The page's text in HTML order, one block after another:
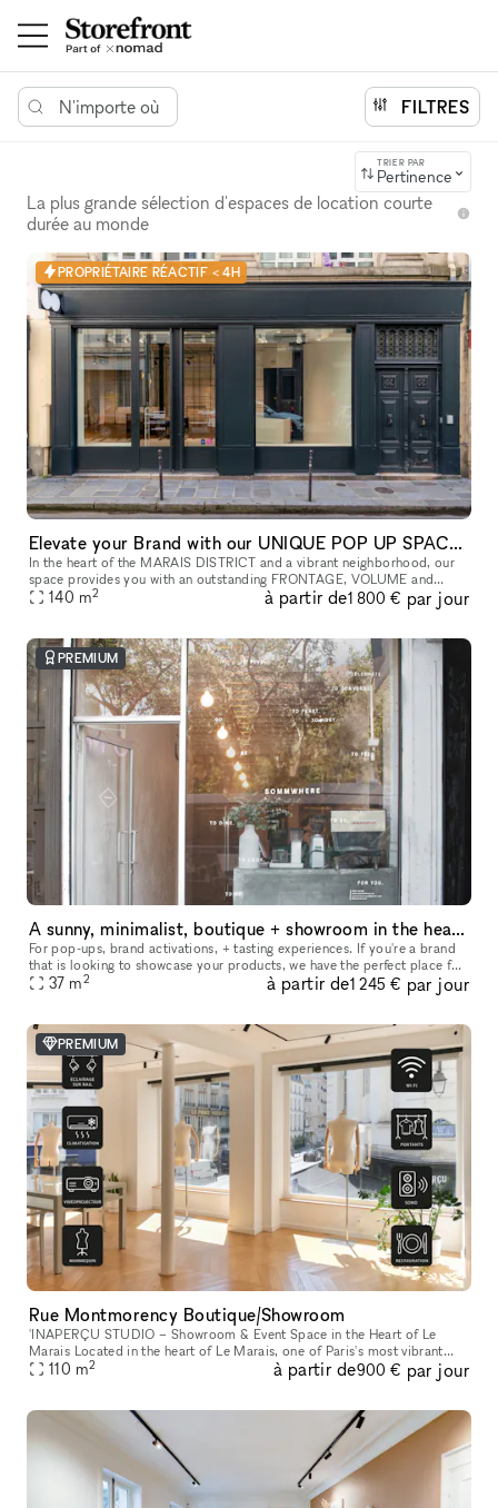
N'importe où FILTRES
TRIER PAR
Pertinence
La plus grande sélection d'espaces de location courte
durée au monde
PROPRIÉTAIRE RÉACTIF < 4H
Elevate your Brand with our UNIQUE POP UP SPACE in PARIS Marais
In the heart of the MARAIS DISTRICT and a vibrant neighborhood, our
space provides you with an outstanding FRONTAGE, VOLUME and
ARCHITECTURE. The location is very interesting as it is on a real sho
140 m2 à partir de1 800 € par jour
PREMIUM
A sunny, minimalist, boutique + showroom in the heart of the Lower East Side, Manhattan
For pop-ups, brand activations, + tasting experiences. If you're a brand
that is looking to showcase your products, we have the perfect place for
you. Our sustainably designed 'pop up space' is ide
37 m2 à partir de1 245 € par jour
PREMIUM
Rue Montmorency Boutique/Showroom
'INAPERÇU STUDIO – Showroom & Event Space in the Heart of Le
Marais Located in the heart of Le Marais, one of Paris's most vibrant
and sought-after neighborhoods, L'INAPERÇU STUDIO is a versatile ve
110 m2 à partir de900 € par jour